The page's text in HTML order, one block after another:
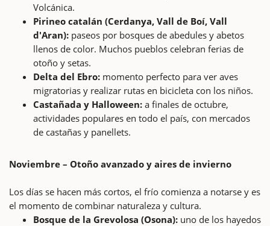
Volcánica.
Pirineo catalán (Cerdanya, Vall de Boí, Vall
d'Aran): paseos por bosques de abedules y abetos
llenos de color. Muchos pueblos celebran ferias de
otoño y setas.
Delta del Ebro: momento perfecto para ver aves
migratorias y realizar rutas en bicicleta con los niños.
Castañada y Halloween: a finales de octubre,
actividades populares en todo el país, con mercados
de castañas y panellets.
Noviembre – Otoño avanzado y aires de invierno
Los días se hacen más cortos, el frío comienza a notarse y es
el momento de combinar naturaleza y cultura.
Bosque de la Grevolosa (Osona): uno de los hayedos